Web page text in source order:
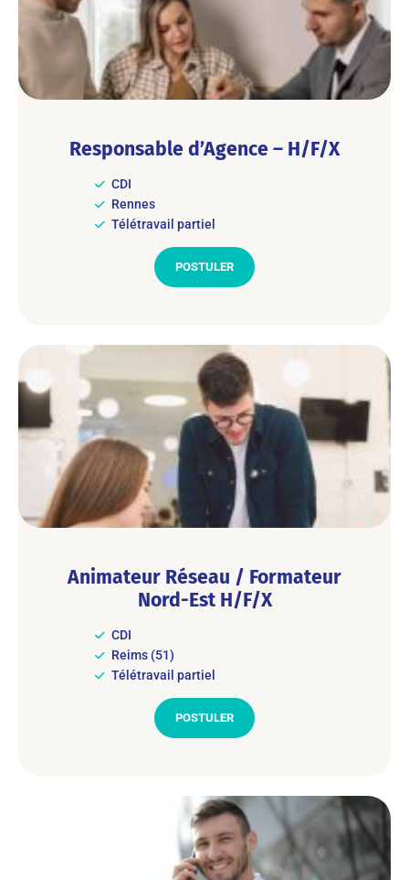
Responsable d’Agence – H/F/X
CDI
Rennes
Télétravail partiel
POSTULER
Animateur Réseau / Formateur
Nord-Est H/F/X
CDI
Reims (51)
Télétravail partiel
POSTULER